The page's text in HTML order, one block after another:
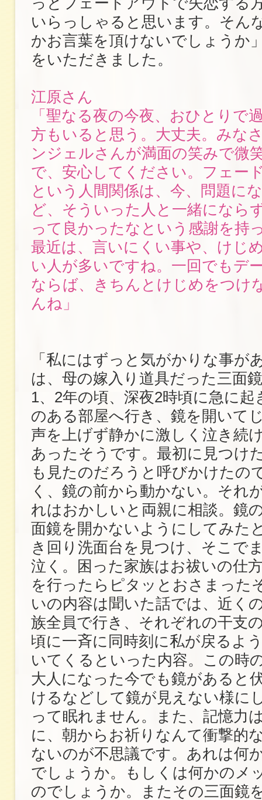
いらっしゃると思います。そん
かお言葉を頂けないでしょうか
をいただきました。
江原さん
「聖なる夜の今夜、おひとりで
方もいると思う。大丈夫。みな
ンジェルさんが満面の笑みで微
で、安心してください。フェー
という人間関係は、今、問題に
ど、そういった人と一緒になら
って良かったなという感謝を持
最近は、言いにくい事や、けじ
い人が多いですね。一回でもデ
ならば、きちんとけじめをつけ
んね」
「私にはずっと気がかりな事が
は、母の嫁入り道具だった三面
1、2年の頃、深夜2時頃に急に起
のある部屋へ行き、鏡を開いて
声を上げず静かに激しく泣き続
あったそうです。最初に見つけ
も見たのだろうと呼びかけたの
く、鏡の前から動かない。それ
れはおかしいと両親に相談。鏡
面鏡を開かないようにしてみた
き回り洗面台を見つけ、そこで
泣く。困った家族はお祓いの仕
を行ったらピタッとおさまった
いの内容は聞いた話では、近く
族全員で行き、それぞれの干支
頃に一斉に同時刻に私が戻るよ
いてくるといった内容。この時
大人になった今でも鏡があると
けるなどして鏡が見えない様に
って眠れません。また、記憶力
に、朝からお祈りなんて衝撃的
ないのが不思議です。あれは何
でしょうか。もしくは何かのメ
のでしょうか。またその三面鏡